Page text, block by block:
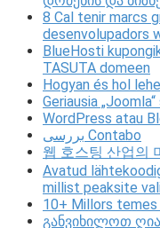
8 Cal tenir marcs
desenvolupadors
BlueHosti
TASUTA domeen
Hogyan és hol
Geriausia
WordPress atau
بررسی Contabo
웹 호스팅 산업의
Avatud
millist peaksite
10+ Millors temes
განვიხილოთ